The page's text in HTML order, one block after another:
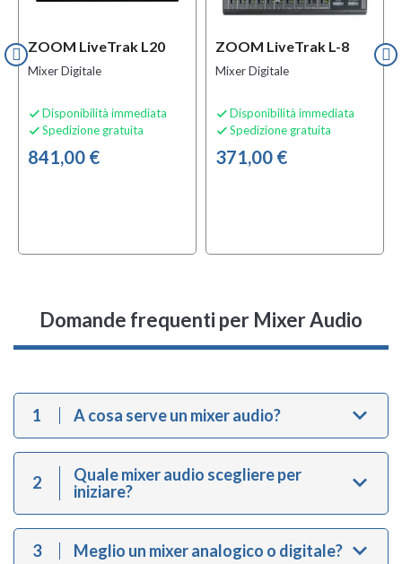
ZOOM LiveTrak L20
Mixer Digitale
 Disponibilità immediata
 Spedizione gratuita
841,00 €
ZOOM LiveTrak L-8
Mixer Digitale
 Disponibilità immediata
 Spedizione gratuita
371,00 €
Domande frequenti per Mixer Audio
1 A cosa serve un mixer audio?
2
Quale mixer audio scegliere per
iniziare?
3 Meglio un mixer analogico o digitale?